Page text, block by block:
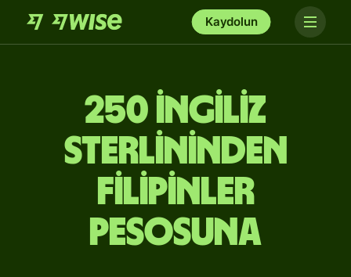
Kaydolun
250 İngiliz
sterlininden
Filipinler
pesosuna